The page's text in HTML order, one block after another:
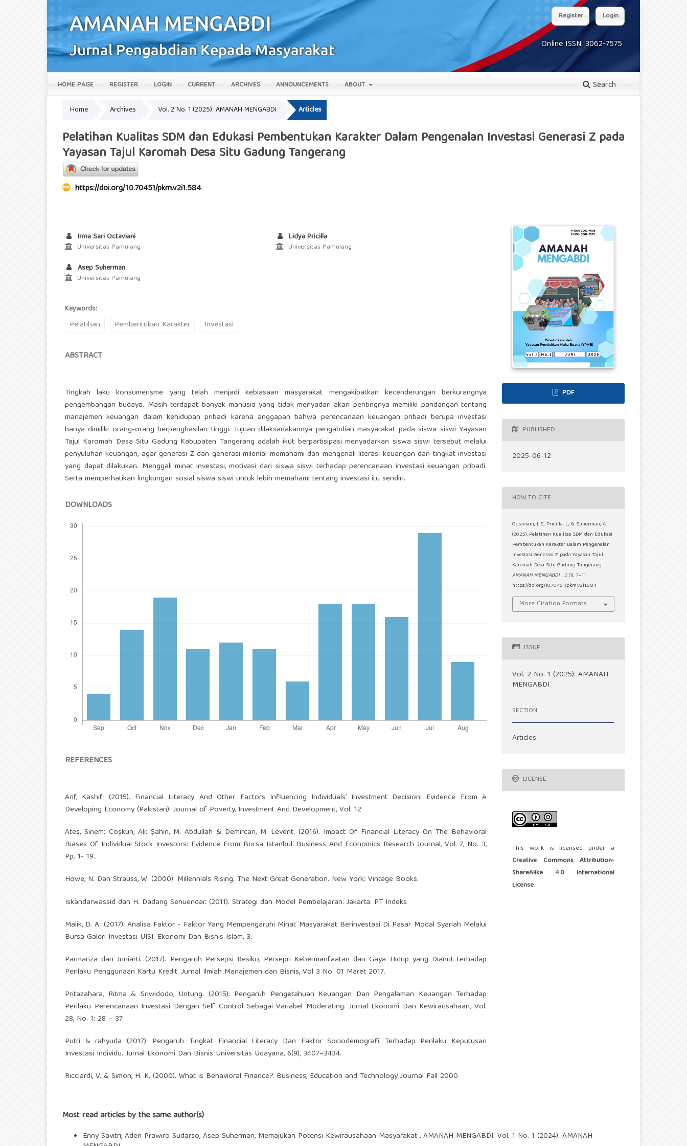
Online ISSN: 3062-7575
HOME PAGE REGISTER LOGIN CURRENT ARCHIVES ANNOUNCEMENTS ABOUT Search
Register Login
Home Archives Vol. 2 No. 1 (2025): AMANAH MENGABDI Articles
Pelatihan Kualitas SDM dan Edukasi Pembentukan Karakter Dalam Pengenalan Investasi Generasi Z pada
Yayasan Tajul Karomah Desa Situ Gadung Tangerang
https://doi.org/10.70451/pkm.v2i1.584
Irma Sari Octaviani
Universitas Pamulang
Lidya Pricilla
Universitas Pamulang
Asep Suherman
Universitas Pamulang
Keywords:
Pelatihan Pembentukan Karakter Investasi
ABSTRACT
Tingkah laku konsumerisme yang telah menjadi kebiasaan masyarakat mengakibatkan kecenderungan berkurangnya
pengembangan budaya. Masih terdapat banyak manusia yang tidak menyadari akan pentingnya memiliki pandangan tentang
manajemen keuangan dalam kehidupan pribadi karena anggapan bahwa perencanaan keuangan pribadi berupa investasi
hanya dimiliki orang-orang berpenghasilan tinggi. Tujuan dilaksanakannya pengabdian masyarakat pada siswa siswi Yayasan
Tajul Karomah Desa Situ Gadung Kabupaten Tangerang adalah ikut berpartisipasi menyadarkan siswa siswi tersebut melalui
penyuluhan keuangan, agar generasi Z dan generasi milenial memahami dan mengenali literasi keuangan dan tingkat investasi
yang dapat dilakukan. Menggali minat investasi, motivasi dari siswa siswi terhadap perencanaan investasi keuangan pribadi.
Serta memperhatikan lingkungan sosial siswa siswi untuk lebih memahami tentang investasi itu sendiri.
DOWNLOADS
REFERENCES
Arif, Kashif. (2015). Financial Literacy And Other Factors Influencing Individuals’ Investment Decision: Evidence From A
Developing Economy (Pakistan). Journal of Poverty, Investment And Development, Vol. 12
Ateş, Sinem; Coşkun, Ali; Şahin, M. Abdullah & Demircan, M. Levent. (2016). Impact Of Financial Literacy On The Behavioral
Biases Of Individual Stock Investors: Evidence From Borsa Istanbul. Business And Economics Research Journal, Vol. 7, No. 3,
Pp. 1- 19.
Howe, N. Dan Strauss, W. (2000). Millennials Rising: The Next Great Generation. New York: Vintage Books.
Iskandarwassid dan H. Dadang Senuendar. (2011). Strategi dan Model Pembelajaran. Jakarta: PT Indeks
Malik, D. A. (2017). Analisa Faktor - Faktor Yang Mempengaruhi Minat Masyarakat Berinvestasi Di Pasar Modal Syariah Melalui
Bursa Galeri Investasi UISI. Ekonomi Dan Bisnis Islam, 3.
Parmariza dan Juniarti. (2017). Pengaruh Persepsi Resiko, Persepri Kebermanfaatan dan Gaya Hidup yang Dianut terhadap
Perilaku Penggunaan Kartu Kredit. Jurnal Ilmiah Manajemen dan Bisnis, Vol 3 No. 01 Maret 2017.
Pritazahara, Ritma & Sriwidodo, Untung. (2015). Pengaruh Pengetahuan Keuangan Dan Pengalaman Keuangan Terhadap
Perilaku Perencanaan Investasi Dengan Self Control Sebagai Variabel Moderating. Jurnal Ekonomi Dan Kewirausahaan, Vol.
28, No. 1: 28 – 37
Putri & rahyuda (2017). Pengaruh Tingkat Financial Literacy Dan Faktor Sociodemografi Terhadap Perilaku Keputusan
Investasi Individu. Jurnal Ekonomi Dan Bisnis Universitas Udayana, 6(9), 3407–3434.
Ricciardi, V. & Simon, H. K. (2000). What is Behavioral Finance?. Business, Education and Technology Journal Fall 2000
PDF
PUBLISHED
2025-06-12
HOW TO CITE
Octaviani, I. S., Pricilla, L., & Suherman, A.
(2025). Pelatihan Kualitas SDM dan Edukasi
Pembentukan Karakter Dalam Pengenalan
Investasi Generasi Z pada Yayasan Tajul
Karomah Desa Situ Gadung Tangerang.
AMANAH MENGABDI ,2 (1), 7–11.
https://doi.org/10.70451/pkm.v2i1.584
More Citation Formats
ISSUE
Vol. 2 No. 1 (2025): AMANAH
MENGABDI
SECTION
Articles
LICENSE
This work is licensed under a
Creative Commons Attribution-
ShareAlike 4.0 International
License.
Most read articles by the same author(s)
Enny Savitri, Aden Prawiro Sudarso, Asep Suherman, Memajukan Potensi Kewirausahaan Masyarakat,AMANAH MENGABDI: Vol. 1 No. 1 (2024): AMANAH